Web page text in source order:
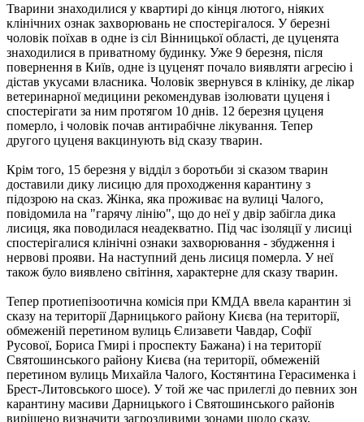
Тварини знаходилися у квартирі до кінця лютого, ніяких
клінічних ознак захворювань не спостерігалося. У березні
чоловік поїхав в одне із сіл Вінницької області, де цуценята
знаходилися в приватному будинку. Уже 9 березня, після
повернення в Київ, одне із цуценят почало виявляти агресію і
дістав укусами власника. Чоловік звернувся в клініку, де лікар
ветеринарної медицини рекомендував ізолювати цуценя і
спостерігати за ним протягом 10 днів. 12 березня цуценя
померло, і чоловік почав антирабічне лікування. Тепер
другого цуценя вакцинують від сказу тварин.
Крім того, 15 березня у відділ з боротьби зі сказом тварин
доставили дику лисицю для проходження карантину з
підозрою на сказ. Жінка, яка проживає на вулиці Чалого,
повідомила на "гарячу лінію", що до неї у двір забігла дика
лисиця, яка поводилася неадекватно. Під час ізоляції у лисиці
спостерігалися клінічні ознаки захворювання - збудження і
нервові прояви. На наступний день лисиця померла. У неї
також було виявлено світіння, характерне для сказу тварин.
Тепер протиепізоотична комісія при КМДА ввела карантин зі
сказу на території Дарницького району Києва (на території,
обмеженій перетином вулиць Єлизавети Чавдар, Софії
Русової, Бориса Гмирі і проспекту Бажана) і на території
Святошинського району Києва (на території, обмеженій
перетином вулиць Михайла Чалого, Костянтина Герасименка і
Брест-Литовського шосе). У той же час прилеглі до певних зон
карантину масиви Дарницького і Святошинського районів
вирішено визначити загрозливими зонами щодо сказу.